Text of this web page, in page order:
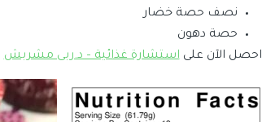
نصف حصة خضار
حصة دهون
احصل الآن علىاستشارة غذائية – د.ربى مشربش